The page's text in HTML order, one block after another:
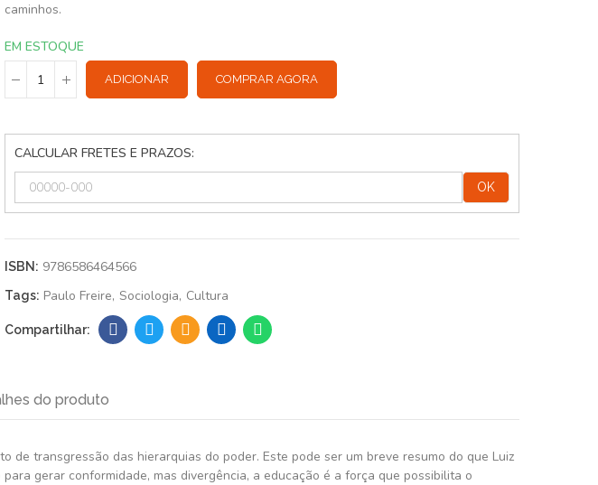
caminhos.
EM ESTOQUE
ADICIONAR COMPRAR AGORA
CALCULAR FRETES E PRAZOS:
OK
ISBN: 9786586464566
Tags: Paulo Freire Sociologia Cultura
do produto
transgressão das hierarquias do poder. Este pode ser um breve resumo do que Luiz
gerar conformidade, mas divergência, a educação é a força que possibilita o